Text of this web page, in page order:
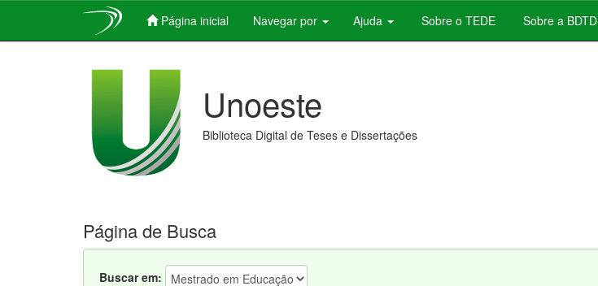
Página inicial Navegar por Ajuda Sobre o TEDE Sobre a BDTD
Unoeste
Biblioteca Digital de Teses e Dissertações
Página de Busca
Buscar em: